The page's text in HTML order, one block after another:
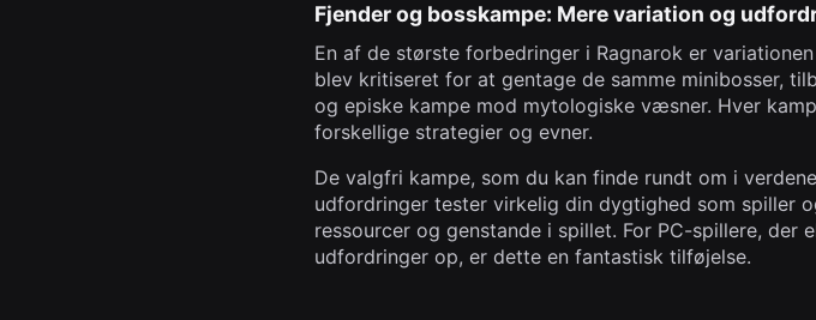
Fjender og bosskampe: Mere variation og
En af de største forbedringer i Ragnarok er
blev kritiseret for at gentage de samme minibosser,
og episke kampe mod mytologiske væsner. Hver
forskellige strategier og evner.
De valgfri kampe, som du kan finde rundt om i
udfordringer tester virkelig din dygtighed som spiller
ressourcer og genstande i spillet. For PC-spillere, der
udfordringer op, er dette en fantastisk tilføjelse.